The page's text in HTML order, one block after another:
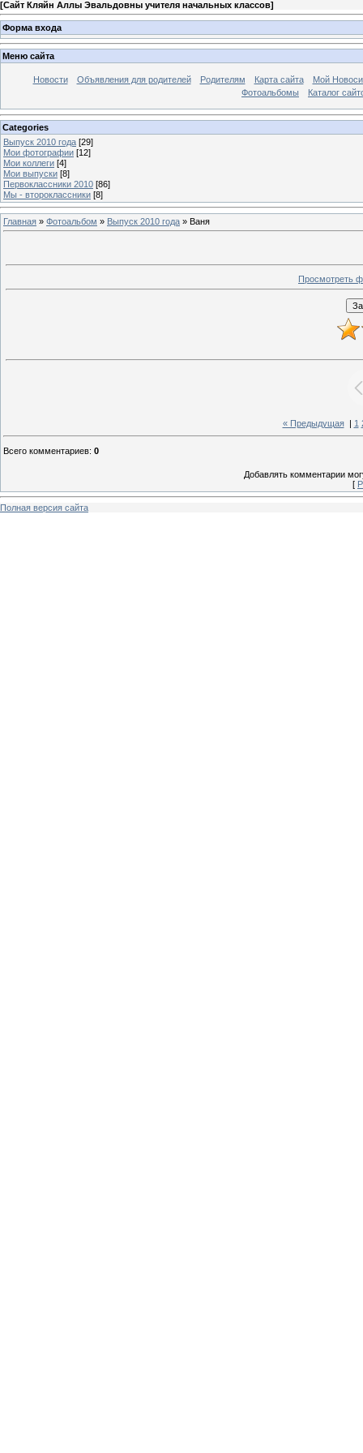
[Сайт Кляйн Аллы Эвальдовны учителя начальных классов]
Форма входа
Меню сайта
Новости Объявления для родителей Родителям Карта сайта
Мой
Фотоальбомы
Каталог
Categories
Выпуск 2010 года [29]
Мои фотографии [12]
Мои коллеги [4]
Мои выпуски [8]
Первоклассники 2010 [86]
Мы - второклассники [8]
Главная » Фотоальбом » Выпуск 2010 года » Ваня
Просмотреть
« Предыдущая| 1
Всего комментариев: 0
Добавлять комментарии
[
Полная версия сайта